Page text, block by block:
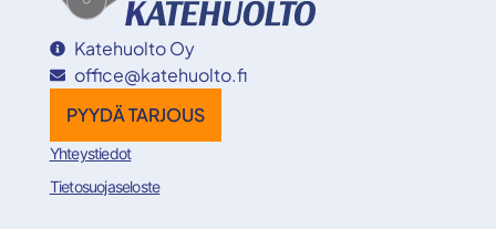
Katehuolto Oy
office@katehuolto.fi
PYYDÄ TARJOUS
Yhteystiedot
Tietosuojaseloste